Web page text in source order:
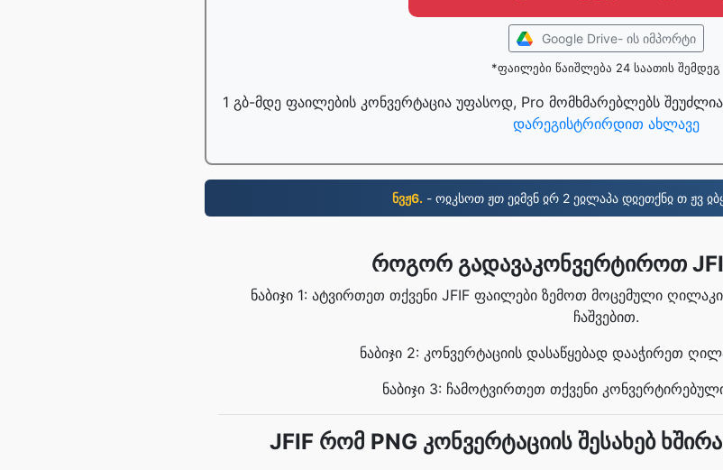
Google Drive- ის იმპორტი
*ფაილები წაიშლება 24 საათის შემდეგ
1 გბ-მდე ფაილების კონვერტაცია უფასოდ, Pro მომხმარებლებს
დარეგისტრირდით ახლავე
ნვჟ6. - ოჲკსოთ ჟთ ეჲმვნ ჲრ 2 ეჲლაპა დჲეთქნჲ თ ჟვ
როგორ გადავაკონვერტიროთ
ნაბიჯი 1: ატვირთეთ თქვენი JFIF ფაილები ზემოთ მოცემული
ჩაშვებით.
ნაბიჯი 2: კონვერტაციის დასაწყებად დააჭირეთ
ნაბიჯი 3: ჩამოტვირთეთ თქვენი
JFIF რომ PNG კონვერტაციის შესახებ